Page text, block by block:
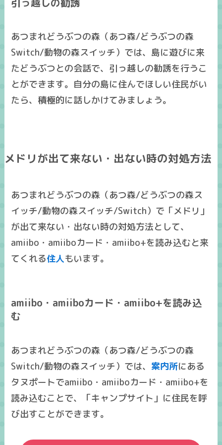
あつまれどうぶつの森（あつ森/どうぶつの森
Switch/動物の森スイッチ）では、島に遊びに来
たどうぶつとの会話で、引っ越しの勧誘を行うこ
とができます。自分の島に住んでほしい住民がい
たら、積極的に話しかけてみましょう。
メドリが出て来ない・出ない時の対処方法
あつまれどうぶつの森（あつ森/どうぶつの森ス
イッチ/動物の森スイッチ/Switch）で「メドリ」
が出て来ない・出ない時の対処方法として、
amiibo・amiiboカード・amiibo+を読み込むと来
てくれる住人もいます。
amiibo・amiiboカード・amiibo+を読み込
む
あつまれどうぶつの森（あつ森/どうぶつの森
Switch/動物の森スイッチ）では、 案内所にある
タヌポートでamiibo・amiiboカード・amiibo+を
読み込むことで、「キャンプサイト」に住民を呼
び出すことができます。